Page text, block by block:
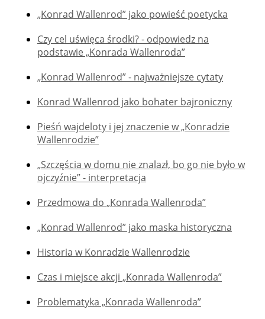
„Konrad Wallenrod” jako powieść poetycka
Czy cel uświęca środki? - odpowiedz na
podstawie „Konrada Wallenroda”
„Konrad Wallenrod” - najważniejsze cytaty
Konrad Wallenrod jako bohater bajroniczny
Pieśń wajdeloty i jej znaczenie w „Konradzie
Wallenrodzie”
„Szczęścia w domu nie znalazł, bo go nie było w
ojczyźnie” - interpretacja
Przedmowa do „Konrada Wallenroda”
„Konrad Wallenrod” jako maska historyczna
Historia w Konradzie Wallenrodzie
Czas i miejsce akcji „Konrada Wallenroda”
Problematyka „Konrada Wallenroda”